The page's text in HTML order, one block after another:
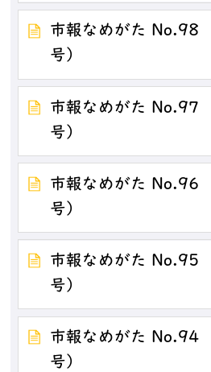
市報なめがた No.98
号）
市報なめがた No.97
号）
市報なめがた No.96
号）
市報なめがた No.95
号）
市報なめがた No.94
号）